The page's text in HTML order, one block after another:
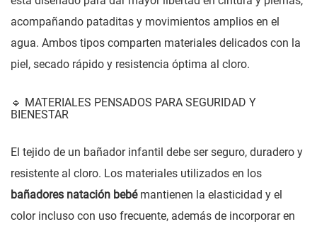
acompañando pataditas y movimientos amplios en el
agua. Ambos tipos comparten materiales delicados con la
piel, secado rápido y resistencia óptima al cloro.
🔹 MATERIALES PENSADOS PARA SEGURIDAD Y
BIENESTAR
El tejido de un bañador infantil debe ser seguro, duradero y
resistente al cloro. Los materiales utilizados en los
bañadores natación bebémantienen la elasticidad y el
color incluso con uso frecuente, además de incorporar en